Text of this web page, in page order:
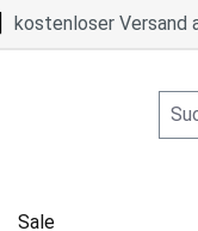
kostenloser Versand
Sale